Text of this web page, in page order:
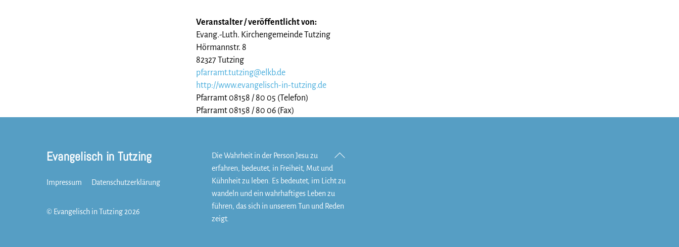
Veranstalter / veröffentlicht von:
Evang.-Luth. Kirchengemeinde Tutzing
Hörmannstr. 8
82327 Tutzing
pfarramt.tutzing@elkb.de
http://www.evangelisch-in-tutzing.de
Pfarramt 08158 / 80 05 (Telefon)
Pfarramt 08158 / 80 06 (Fax)
Back
Top
Evangelisch in Tutzing
Impressum Datenschutzerklärung
© Evangelisch in Tutzing2026
Die Wahrheit in der Person Jesu zu
erfahren, bedeutet, in Freiheit, Mut und
Kühnheit zu leben. Es bedeutet, im Licht zu
wandeln und ein wahrhaftiges Leben zu
führen, das sich in unserem Tun und Reden
zeigt.